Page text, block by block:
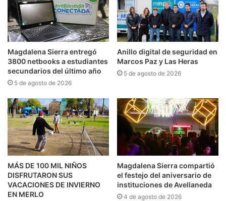
Magdalena Sierra entregó
3800 netbooks a estudiantes
secundarios del último año
5 de agosto de 2026
Anillo digital de seguridad en
Marcos Paz y Las Heras
5 de agosto de 2026
MÁS DE 100 MIL NIÑOS
DISFRUTARON SUS
VACACIONES DE INVIERNO
EN MERLO
Magdalena Sierra compartió
el festejo del aniversario de
instituciones de Avellaneda
4 de agosto de 2026